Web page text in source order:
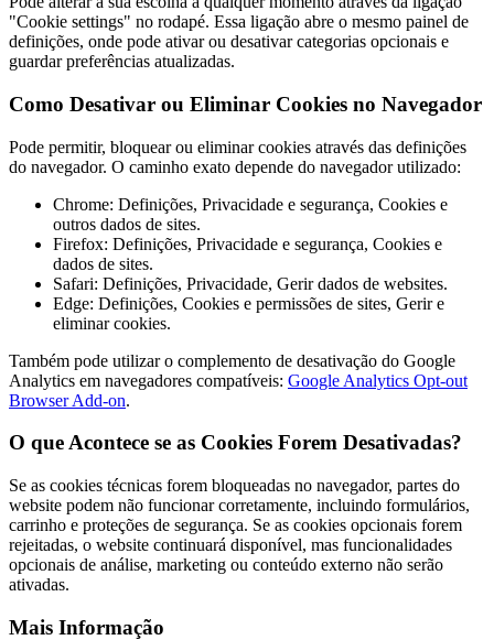
"Cookie settings" no rodapé. Essa ligação abre o mesmo painel de
definições, onde pode ativar ou desativar categorias opcionais e
guardar preferências atualizadas.
Como Desativar ou Eliminar Cookies no Navegador
Pode permitir, bloquear ou eliminar cookies através das definições
do navegador. O caminho exato depende do navegador utilizado:
Chrome: Definições, Privacidade e segurança, Cookies e
outros dados de sites.
Firefox: Definições, Privacidade e segurança, Cookies e
dados de sites.
Safari: Definições, Privacidade, Gerir dados de websites.
Edge: Definições, Cookies e permissões de sites, Gerir e
eliminar cookies.
Também pode utilizar o complemento de desativação do Google
Analytics em navegadores compatíveis: Google Analytics Opt-out
Browser Add-on.
O que Acontece se as Cookies Forem Desativadas?
Se as cookies técnicas forem bloqueadas no navegador, partes do
website podem não funcionar corretamente, incluindo formulários,
carrinho e proteções de segurança. Se as cookies opcionais forem
rejeitadas, o website continuará disponível, mas funcionalidades
opcionais de análise, marketing ou conteúdo externo não serão
ativadas.
Mais Informação